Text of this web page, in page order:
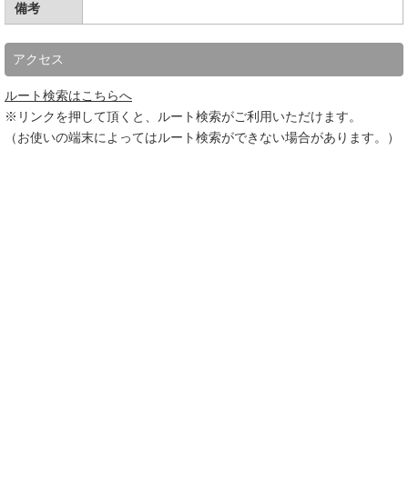
備考
アクセス
ルート検索はこちらへ
※リンクを押して頂くと、ルート検索がご利用いただけます。
（お使いの端末によってはルート検索ができない場合があります。）